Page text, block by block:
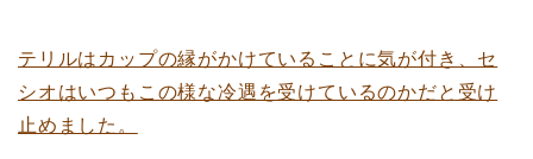
テリルはカップの縁がかけていることに気が付き、セ
シオはいつもこの様な冷遇を受けているのかだと受け
止めました。